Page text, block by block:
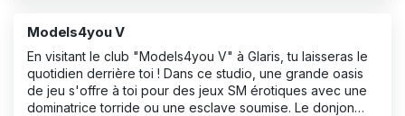
Models4you V
En visitant le club "Models4you V" à Glaris, tu laisseras le
quotidien derrière toi ! Dans ce studio, une grande oasis
de jeu s'offre à toi pour des jeux SM érotiques avec une
dominatrice torride ou une esclave soumise. Le donjon